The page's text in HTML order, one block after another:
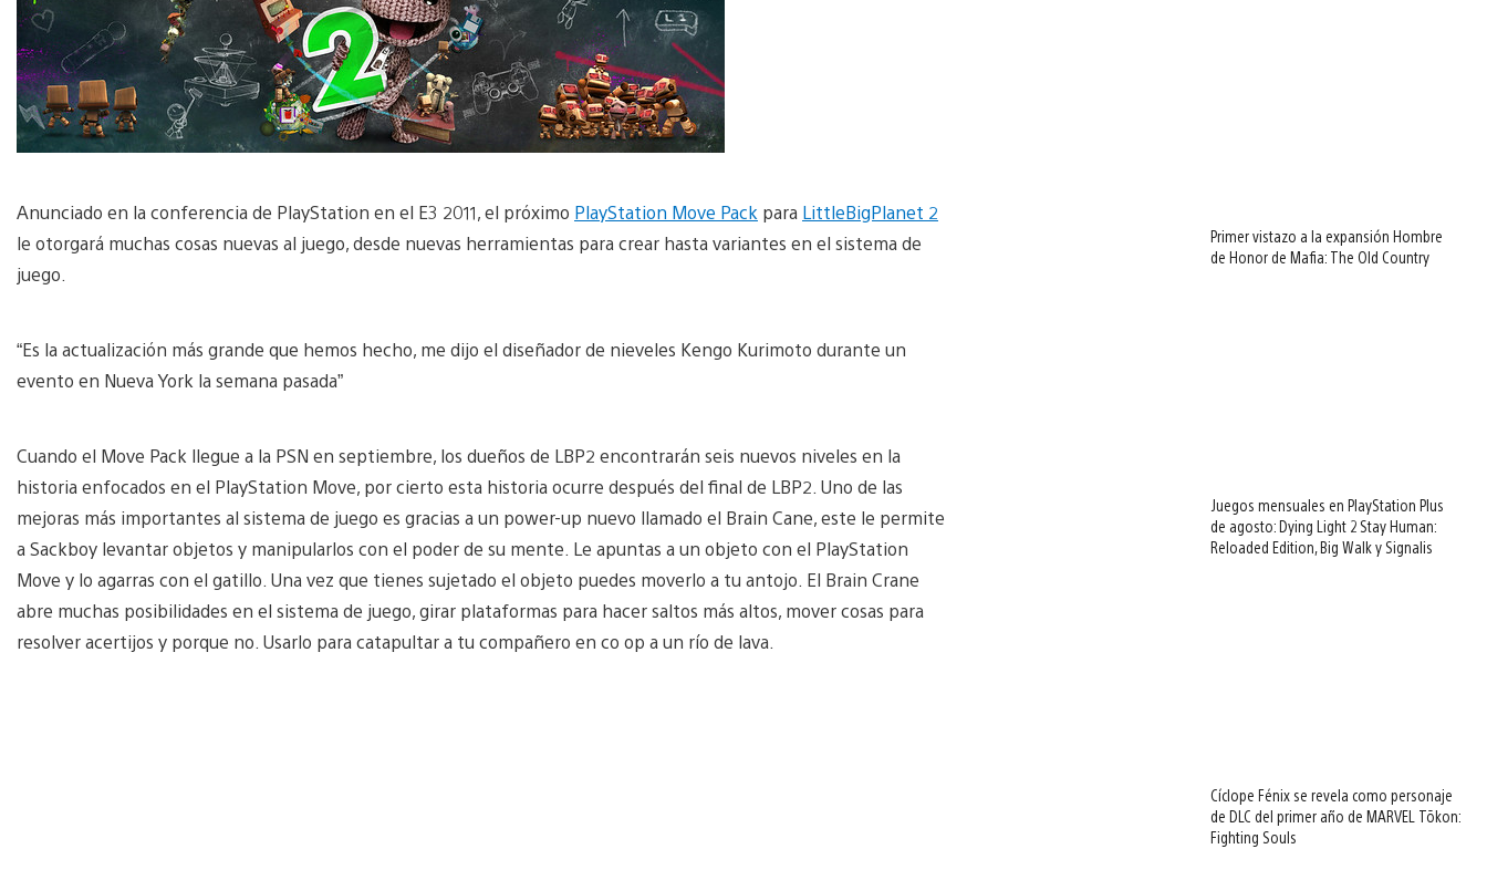
Anunciado en la conferencia de PlayStation en el E3 2011, el próximo PlayStation Move Pack para LittleBigPlanet 2
le otorgará muchas cosas nuevas al juego, desde nuevas herramientas para crear hasta variantes en el sistema de
juego.
“Es la actualización más grande que hemos hecho, me dijo el diseñador de nieveles Kengo Kurimoto durante un
evento en Nueva York la semana pasada”
Cuando el Move Pack llegue a la PSN en septiembre, los dueños de LBP2 encontrarán seis nuevos niveles en la
historia enfocados en el PlayStation Move, por cierto esta historia ocurre después del final de LBP2. Uno de las
mejoras más importantes al sistema de juego es gracias a un power-up nuevo llamado el Brain Cane, este le permite
a Sackboy levantar objetos y manipularlos con el poder de su mente. Le apuntas a un objeto con el PlayStation
Move y lo agarras con el gatillo. Una vez que tienes sujetado el objeto puedes moverlo a tu antojo. El Brain Crane
abre muchas posibilidades en el sistema de juego, girar plataformas para hacer saltos más altos, mover cosas para
resolver acertijos y porque no. Usarlo para catapultar a tu compañero en co op a un río de lava.
Primer vistazo a la expansión Hombre
de Honor de Mafia: The Old Country
Juegos mensuales en PlayStation Plus
de agosto: Dying Light 2 Stay Human:
Reloaded Edition, Big Walk y Signalis
Cíclope Fénix se revela como personaje
de DLC del primer año de MARVEL Tōkon:
Fighting Souls